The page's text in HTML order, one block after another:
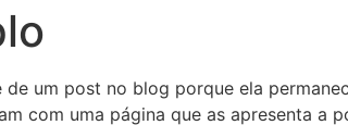
um post no blog porque ela
com uma página que as apresenta a